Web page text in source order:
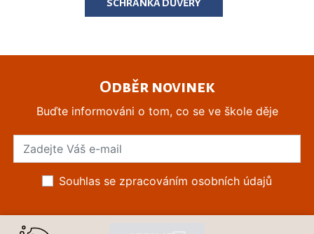
SCHRÁNKA DŮVĚRY
Odběr novinek
Buďte informováni o tom, co se ve škole děje
Souhlas se zpracováním osobních údajů